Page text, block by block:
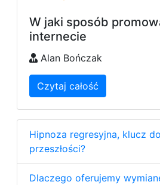
W jaki sposób
internecie
Alan Bończak
Czytaj całość
Hipnoza regresyjna, klucz
przeszłości?
Dlaczego oferujemy